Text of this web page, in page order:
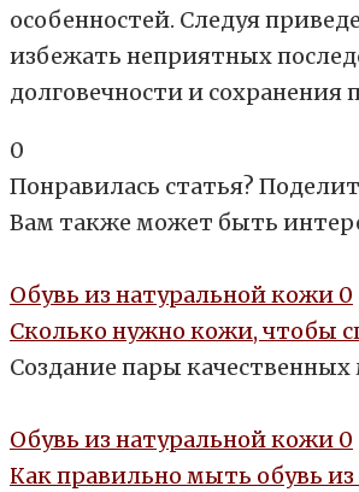
особенностей. Следуя
избежать неприятных
долговечности и
0
Понравилась статья?
Вам также может быть
Обувь из натуральной кожи 0
Сколько нужно кожи, чтобы
Создание пары
Обувь из натуральной кожи 0
Как правильно мыть обувь